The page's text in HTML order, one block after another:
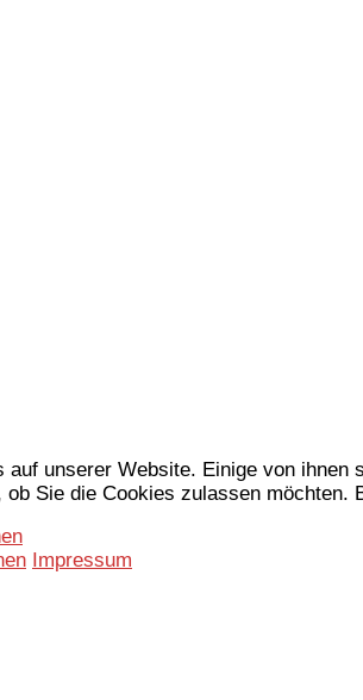
auf unserer Website. Einige von
Sie die Cookies zulassen möchten.
Impressum